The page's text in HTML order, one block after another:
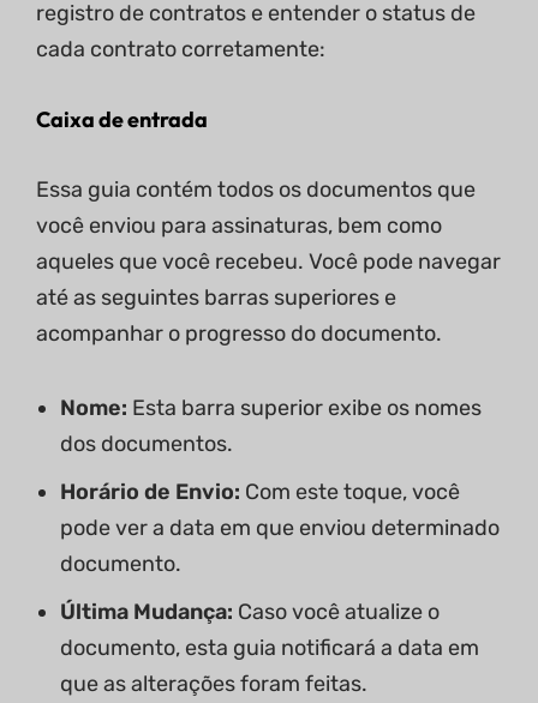
registro de contratos e entender o status de
cada contrato corretamente:
Caixa de entrada
Essa guia contém todos os documentos que
você enviou para assinaturas, bem como
aqueles que você recebeu. Você pode navegar
até as seguintes barras superiores e
acompanhar o progresso do documento.
Nome: Esta barra superior exibe os nomes
dos documentos.
Horário de Envio: Com este toque, você
pode ver a data em que enviou determinado
documento.
Última Mudança: Caso você atualize o
documento, esta guia notificará a data em
que as alterações foram feitas.